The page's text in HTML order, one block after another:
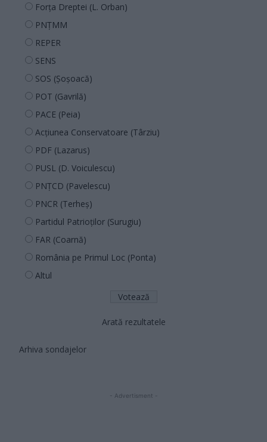
Forța Dreptei (L. Orban)
PNȚMM
REPER
SENS
SOS (Șoșoacă)
POT (Gavrilă)
PACE (Peia)
Acțiunea Conservatoare (Târziu)
PDF (Lazarus)
PUSL (D. Voiculescu)
PNȚCD (Pavelescu)
PNCR (Terheș)
Partidul Patrioților (Surugiu)
FAR (Coarnă)
România pe Primul Loc (Ponta)
Altul
Arată rezultatele
Arhiva sondajelor
- Advertisment -